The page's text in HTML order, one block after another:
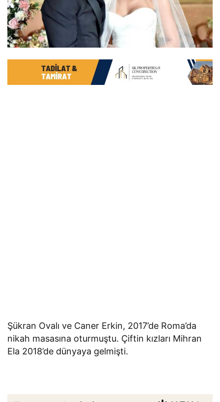
Şükran Ovalı ve Caner Erkin, 2017’de Roma’da
nikah masasına oturmuştu. Çiftin kızları Mihran
Ela 2018’de dünyaya gelmişti.